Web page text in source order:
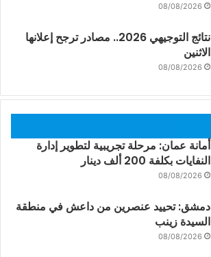
08/08/2026
نتائج التوجيهي 2026.. مصادر ترجح إعلانها
الاثنين
08/08/2026
أمانة عمان: مرحلة تجريبية لتطوير إدارة
النفايات بكلفة 200 ألف دينار
08/08/2026
دمشق: تحييد عنصرين من داعش في منطقة
السيدة زينب
08/08/2026